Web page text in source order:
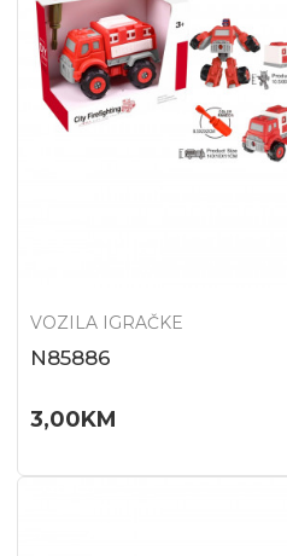
VOZILA IGRAČKE
N85886
3,00KM